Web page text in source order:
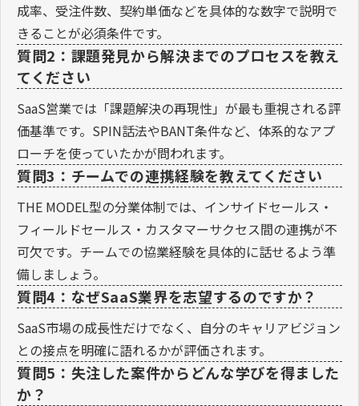
成率、受注件数、契約単価などを具体的な数字で説明で
きることが必須条件です。
質問2：課題発見から解決までのプロセスを教え
てください
SaaS営業では「課題解決の再現性」が最も重視される評
価基準です。SPIN話法やBANT条件など、体系的なアプ
ローチを使っていたかが問われます。
質問3：チームでの連携経験を教えてください
THE MODEL型の分業体制では、インサイドセールス・
フィールドセールス・カスタマーサクセス間の連携が不
可欠です。チームでの協業経験を具体的に話せるよう準
備しましょう。
質問4：なぜSaaS業界を志望するのですか？
SaaS市場の成長性だけでなく、自分のキャリアビジョン
との接点を明確に語れるかが評価されます。
質問5：失注した案件からどんな学びを得ました
か？